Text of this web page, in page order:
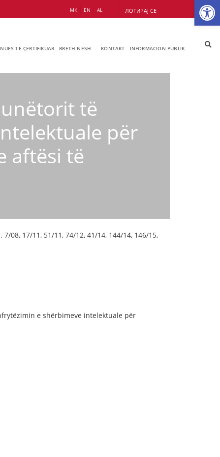
МК EN AL ЛОГИРАЈ СЕ
TË ÇERTIFIKUAR RRETH NESH KONTAKT INFORMACION PUBLIK
të
për
aftësi të
08, 17/11, 51/11, 74/12, 41/14, 144/14, 146/15,
e shërbimeve intelektuale për